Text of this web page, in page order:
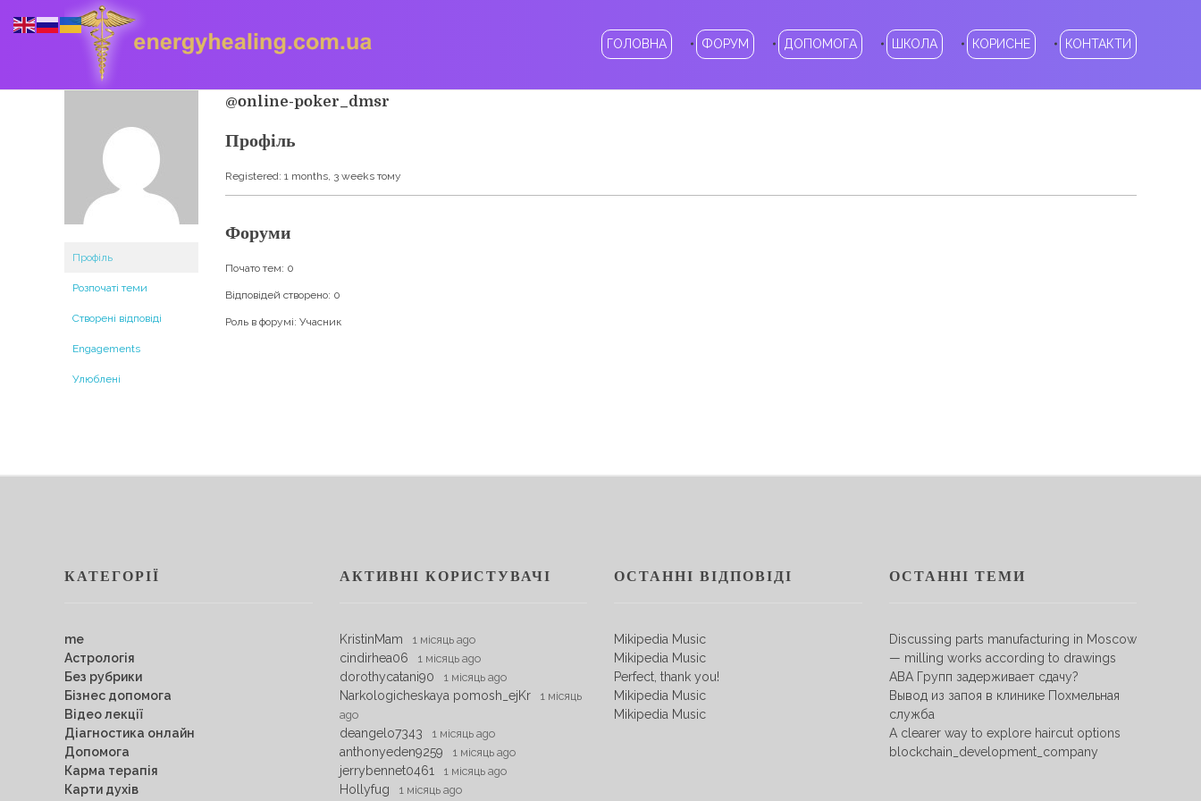
ГОЛОВНА ФОРУМ ДОПОМОГА ШКОЛА КОРИСНЕ КОНТАКТИ
Профіль
Розпочаті теми
Створені відповіді
Engagements
Улюблені
@online-poker_dmsr
Профіль
Registered: 1 months, 3 weeks тому
Форуми
Почато тем: 0
Відповідей створено: 0
Роль в форумі: Учасник
КАТЕГОРІЇ
me
Астрологія
Без рубрики
Бізнес допомога
Відео лекції
Діагностика онлайн
Допомога
Карма терапія
Карти духів
АКТИВНІ КОРИСТУВАЧІ
KristinMam 1 місяць ago
cindirhea06 1 місяць ago
dorothycatani90 1 місяць ago
Narkologicheskaya pomosh_ejKr
1 місяць
ago
deangelo7343 1 місяць ago
anthonyeden9259 1 місяць ago
jerrybennet0461 1 місяць ago
Hollyfug 1 місяць ago
ОСТАННІ ВІДПОВІДІ
Mikipedia Music
Mikipedia Music
Perfect, thank you!
Mikipedia Music
Mikipedia Music
ОСТАННІ ТЕМИ
Discussing parts manufacturing in Moscow
— milling works according to drawings
АВА Групп задерживает сдачу?
Вывод из запоя в клинике Похмельная
служба
A clearer way to explore haircut options
blockchain_development_company